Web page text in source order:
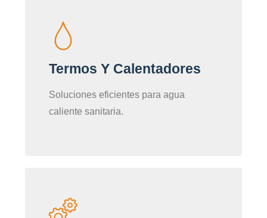
Termos Y Calentadores
Soluciones eficientes para agua
caliente sanitaria.